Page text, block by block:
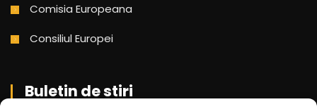
Comisia Europeana
Consiliul Europei
Buletin de stiri